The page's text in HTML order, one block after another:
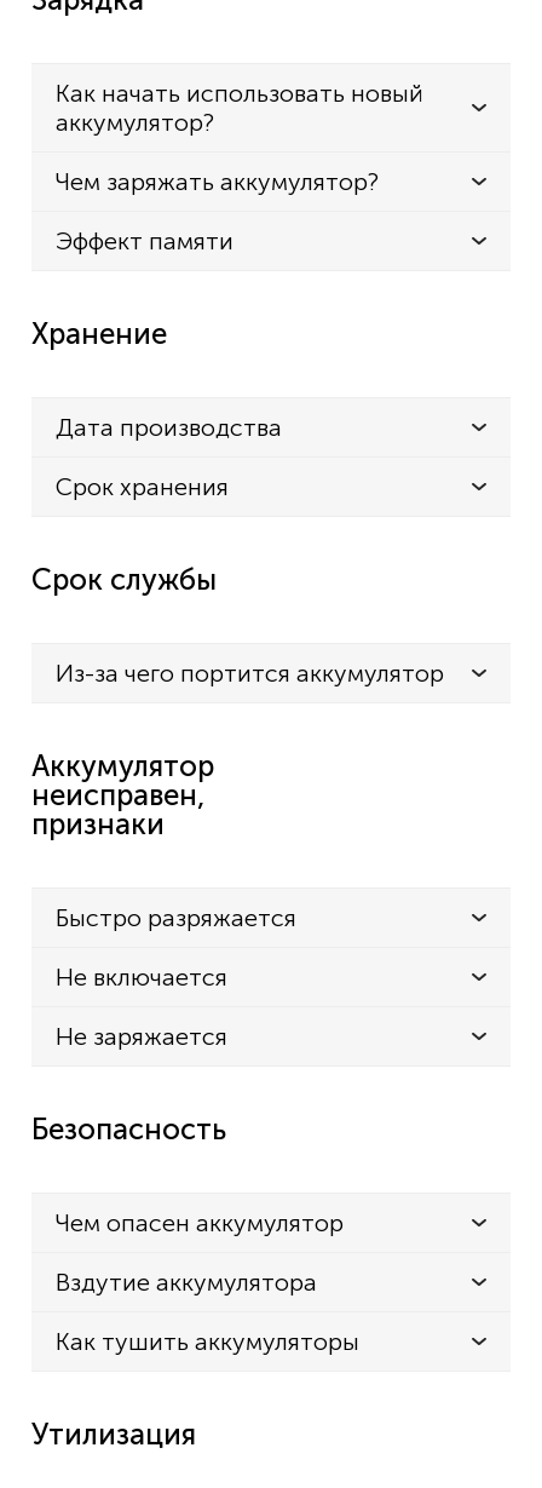
Как начать использовать новый
аккумулятор?
Чем заряжать аккумулятор?
Эффект памяти
Хранение
Дата производства
Срок хранения
Срок службы
Из-за чего портится аккумулятор
Аккумулятор
неисправен,
признаки
Быстро разряжается
Не включается
Не заряжается
Безопасность
Чем опасен аккумулятор
Вздутие аккумулятора
Как тушить аккумуляторы
Утилизация